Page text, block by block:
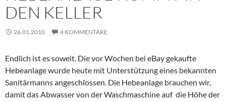
DEN KELLER
26.01.2010 4 KOMMENTARE
Endlich ist es soweit. Die vor Wochen bei eBay gekaufte
Hebeanlage wurde heute mit Unterstützung eines bekannten
Sanitärmanns angeschlossen. Die Hebeanlage brauchen wir,
damit das Abwasser von der Waschmaschine auf die Höhe der